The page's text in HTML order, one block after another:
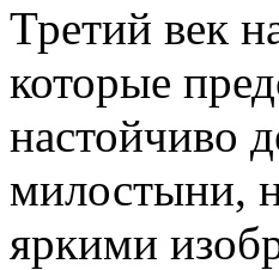
Третий век
которые
настойчиво
милостыни,
яркими